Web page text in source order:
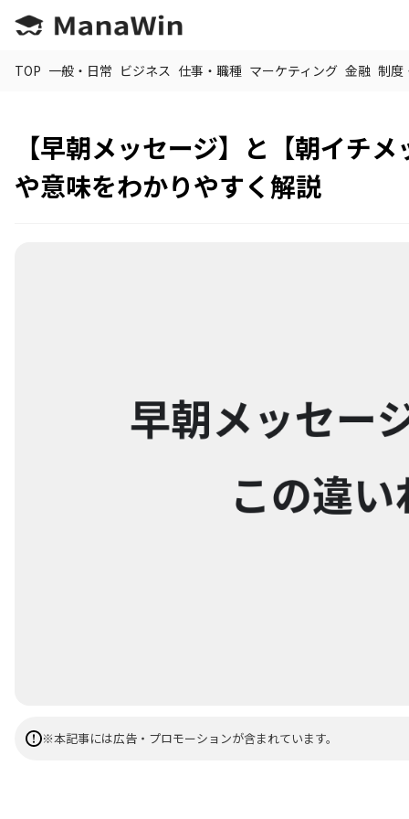
TOP 一般・日常 ビジネス 仕事・職種 マーケティング 金融 制度
【早朝メッセージ】と【朝イチ
や意味をわかりやすく解説
※本記事には広告・プロモーションが含まれています。